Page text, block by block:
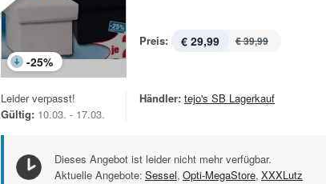
-25%
Preis: € 29,99 € 39,99
Leider verpasst!
Gültig: 10.03. - 17.03.
Händler: tejo's SB Lagerkauf
Dieses Angebot ist leider nicht mehr verfügbar.
Aktuelle Angebote: Sessel, Opti-MegaStore, XXXLutz